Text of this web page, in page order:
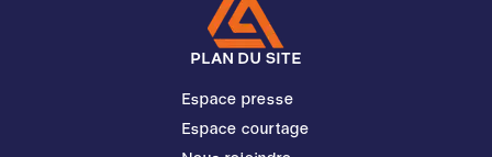
PLAN DU SITE
Espace presse
Espace courtage